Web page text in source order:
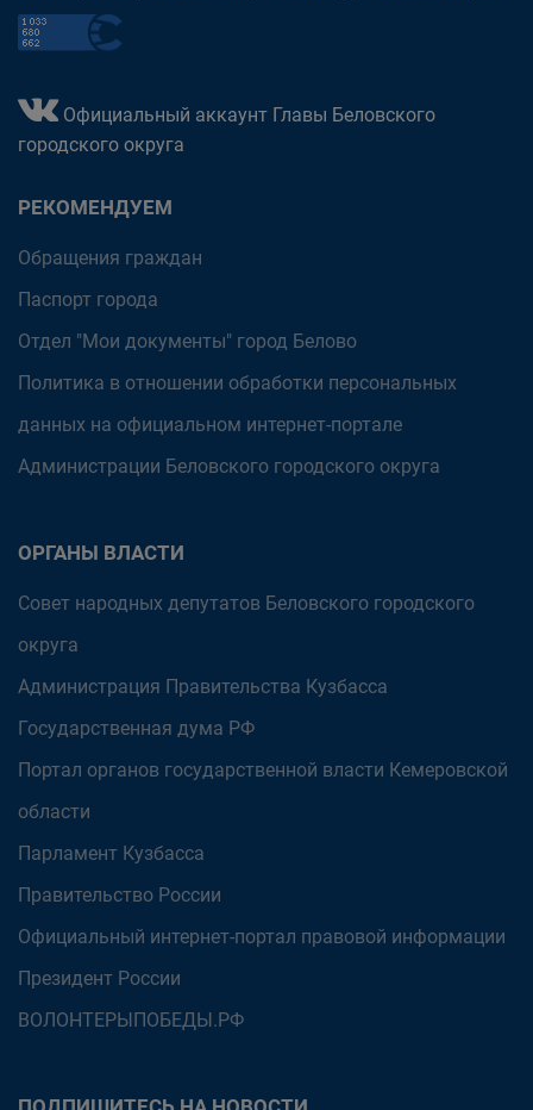
Официальный аккаунт Главы Беловского
городского округа
РЕКОМЕНДУЕМ
Обращения граждан
Паспорт города
Отдел "Мои документы" город Белово
Политика в отношении обработки персональных
данных на официальном интернет-портале
Администрации Беловского городского округа
ОРГАНЫ ВЛАСТИ
Совет народных депутатов Беловского городского
округа
Администрация Правительства Кузбасса
Государственная дума РФ
Портал органов государственной власти Кемеровской
области
Парламент Кузбасса
Правительство России
Официальный интернет-портал правовой информации
Президент России
ВОЛОНТЕРЫПОБЕДЫ.РФ